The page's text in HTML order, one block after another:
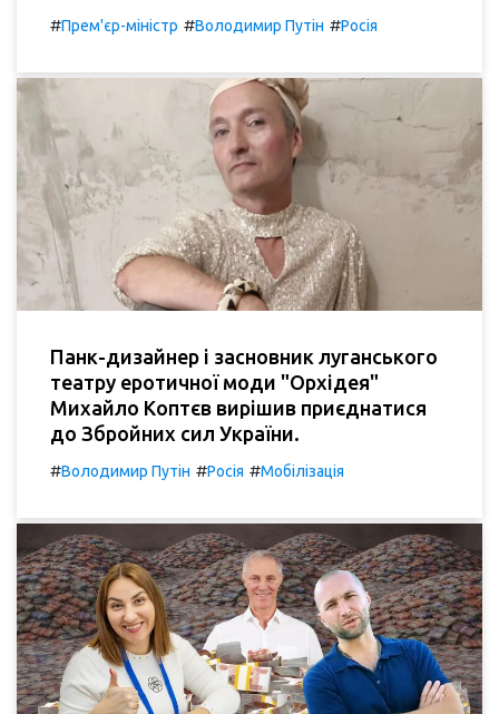
#Прем'єр-міністр #Володимир Путін #Росія
Панк-дизайнер і засновник луганського
театру еротичної моди "Орхідея"
Михайло Коптєв вирішив приєднатися
до Збройних сил України.
#Володимир Путін #Росія #Мобілізація